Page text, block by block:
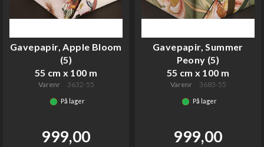
Gavepapir, Apple Bloom
(5)
55 cm x 100 m
Varenr 3632-55
På lager
999,00
Gavepapir, Summer
Peony (5)
55 cm x 100 m
Varenr 3683-55
På lager
999,00